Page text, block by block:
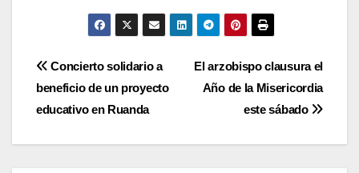
Navegación
de
entradas
El arzobispo clausura el
Año de la Misericordia
este sábado
Concierto solidario a
beneficio de un proyecto
educativo en Ruanda